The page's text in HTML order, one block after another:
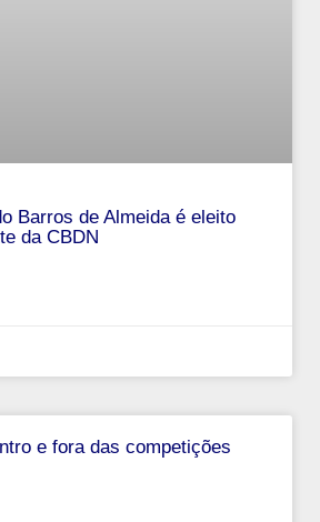
Barros de Almeida é eleito
da CBDN
e fora das competições